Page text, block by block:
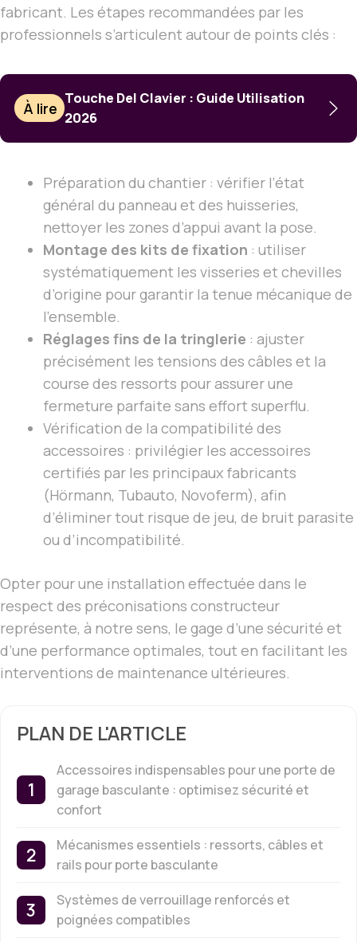
fabricant. Les étapes recommandées par les
professionnels s’articulent autour de points clés :
À lire
Touche Del Clavier : Guide Utilisation
2026
Préparation du chantier : vérifier l’état
général du panneau et des huisseries,
nettoyer les zones d’appui avant la pose.
Montage des kits de fixation : utiliser
systématiquement les visseries et chevilles
d’origine pour garantir la tenue mécanique de
l’ensemble.
Réglages fins de la tringlerie : ajuster
précisément les tensions des câbles et la
course des ressorts pour assurer une
fermeture parfaite sans effort superflu.
Vérification de la compatibilité des
accessoires : privilégier les accessoires
certifiés par les principaux fabricants
(Hörmann, Tubauto, Novoferm), afin
d’éliminer tout risque de jeu, de bruit parasite
ou d’incompatibilité.
Opter pour une installation effectuée dans le
respect des préconisations constructeur
représente, à notre sens, le gage d’une sécurité et
d’une performance optimales, tout en facilitant les
interventions de maintenance ultérieures.
PLAN DE L'ARTICLE
Accessoires indispensables pour une porte de
garage basculante : optimisez sécurité et
confort
Mécanismes essentiels : ressorts, câbles et
rails pour porte basculante
Systèmes de verrouillage renforcés et
poignées compatibles